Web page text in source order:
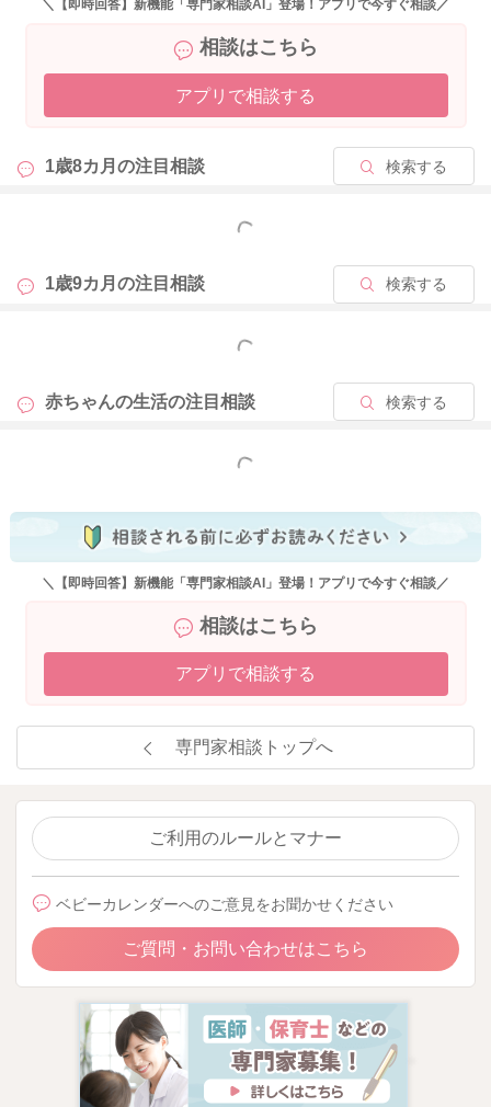
＼【即時回答】新機能「専門家相談AI」登場！アプリで今すぐ相談／
相談はこちら
アプリで相談する
1歳8カ月の注目相談 検索する
もっと見る
1歳9カ月の注目相談 検索する
もっと見る
赤ちゃんの生活の注目相談 検索する
もっと見る
＼【即時回答】新機能「専門家相談AI」登場！アプリで今すぐ相談／
相談はこちら
アプリで相談する
専門家相談トップへ
ご利用のルールとマナー
ベビーカレンダーへのご意見をお聞かせください
ご質問・お問い合わせはこちら